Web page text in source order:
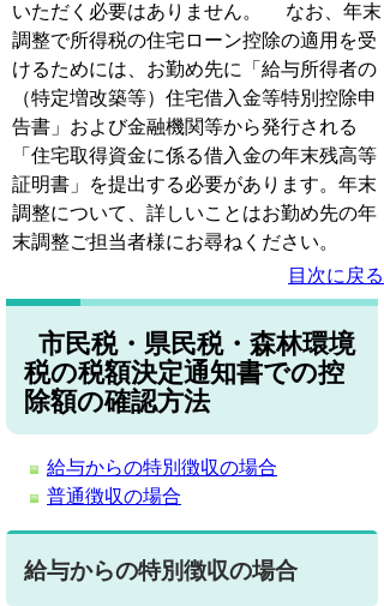
いただく必要はありません。 なお、年末
調整で所得税の住宅ローン控除の適用を受
けるためには、お勤め先に「給与所得者の
（特定増改築等）住宅借入金等特別控除申
告書」および金融機関等から発行される
「住宅取得資金に係る借入金の年末残高等
証明書」を提出する必要があります。年末
調整について、詳しいことはお勤め先の年
末調整ご担当者様にお尋ねください。
目次に戻る
市民税・県民税・森林環境
税の税額決定通知書での控
除額の確認方法
給与からの特別徴収の場合
普通徴収の場合
給与からの特別徴収の場合